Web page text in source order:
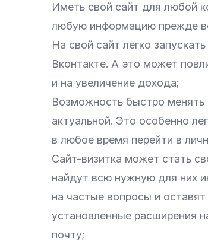
Иметь свой сайт для любой
любую информацию прежде
На свой сайт легко
Вконтакте. А это может
и на увеличение дохода;
Возможность быстро
актуальной. Это особенно
в любое время перейти в
Сайт-визитка может стать
найдут всю нужную для них
на частые вопросы и
установленные расширения
почту;